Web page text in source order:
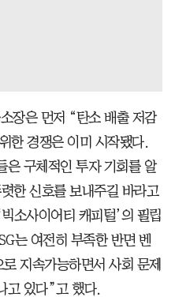
장은 먼저 “탄소 배출 저감
한 경쟁은 이미 시작됐다.
은 구체적인 투자 기회를 알
한 신호를 보내주길 바라고
소사이어티 캐피털’의 필립
는 여전히 부족한 반면 벤
지속가능하면서 사회 문제
고 있다”고 했다.